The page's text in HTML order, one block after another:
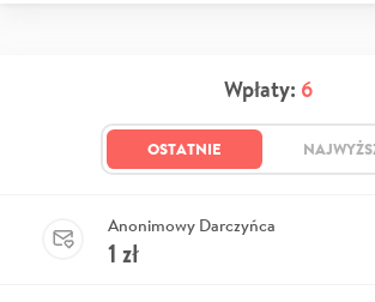
Wpłaty: 6
OSTATNIE
Anonimowy Darczyńca
1 zł